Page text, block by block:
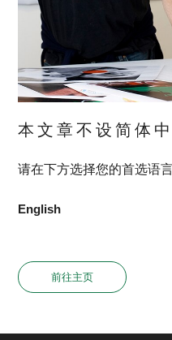
本文章不设简体
请在下方选择您的首选语言
English
前往主页